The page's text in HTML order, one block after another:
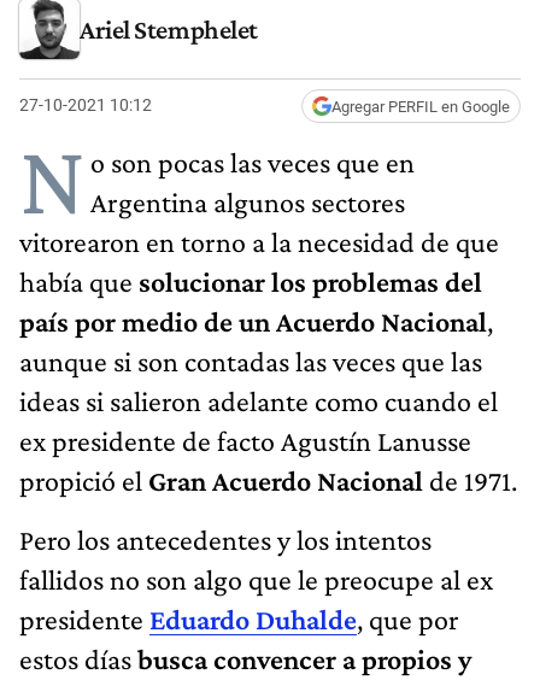
Ariel Stemphelet
27-10-2021 10:12 Agregar PERFIL en Google
N o son pocas las veces que en
Argentina algunos sectores
vitorearon en torno a la necesidad de que
había que solucionar los problemas del
país por medio de un Acuerdo Nacional,
aunque si son contadas las veces que las
ideas si salieron adelante como cuando el
ex presidente de facto Agustín Lanusse
propició el Gran Acuerdo Nacional de 1971.
Pero los antecedentes y los intentos
fallidos no son algo que le preocupe al ex
presidente Eduardo Duhalde, que por
estos díasbusca convencer a propios y